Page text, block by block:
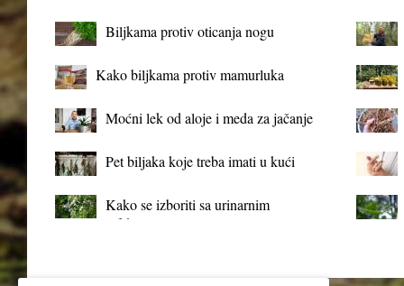
Biljkama protiv oticanja nogu
Kako biljkama protiv mamurluka
Moćni lek od aloje i meda za jačanje
Pet biljaka koje treba imati u kući
Kako se izboriti sa urinarnim
infekcijama?